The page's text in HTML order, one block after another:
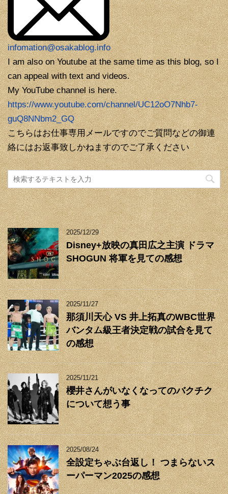
infomation@osakablog.info
I am also on Youtube at the same time as this blog, so I
can appeal with text and videos.
My YouTube channel is here.
https://www.youtube.com/channel/UC12oO7Nhb7-
guQ8NNbm2_GQ
こちらはお仕事専用メールですのでご質問などの御連
絡にはお返事致しかねますのでご了承ください
2025/12/29
Disney+放映の真田広之主演 ドラマ
SHOGUN 将軍を見ての感想
2025/11/27
那須川天心 VS 井上拓真のWBC世界
バンタム級王者決定戦の試合を見て
の感想
2025/11/21
櫻井さんがいなくなってのバクチク
について想う事
2025/08/24
全設定ちゃぶ台返し！ つまらないス
ーパーマン2025の感想